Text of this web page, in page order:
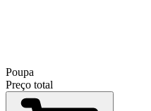
Poupa
Preço total